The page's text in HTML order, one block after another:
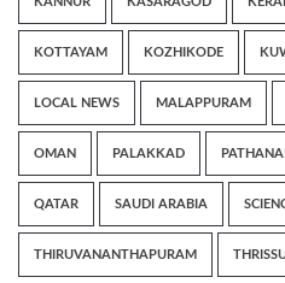
KOTTAYAM KOZHIKODE
LOCAL NEWS MALAPPURAM
OMAN PALAKKAD
QATAR SAUDI ARABIA
THIRUVANANTHAPURAM